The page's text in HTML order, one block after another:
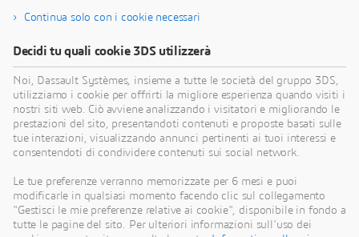
Unisciti alla crescente comunità di
aziende che ridefiniscono i loro settori
attraverso la potenza dell'innovazione
basata sul cloud.
3DEXPERIENCE per le startup - Domande
frequenti
Continua solo con i cookie necessari
Decidi tu quali cookie 3DS utilizzerà
Noi, Dassault Systèmes, insieme a tutte le società del gruppo 3DS,
utilizziamo i cookie per offrirti la migliore esperienza quando visiti i
nostri siti web. Ciò avviene analizzando i visitatori e migliorando le
prestazioni del sito, presentandoti contenuti e proposte basati sulle
tue interazioni, visualizzando annunci pertinenti ai tuoi interessi e
consentendoti di condividere contenuti sui social network.
Le tue preferenze verranno memorizzate per 6 mesi e puoi
modificarle in qualsiasi momento facendo clic sul collegamento
"Gestisci le mie preferenze relative ai cookie", disponibile in fondo a
tutte le pagine del sito. Per ulteriori informazioni sull'uso dei